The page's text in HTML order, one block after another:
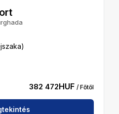
382 472HUF / Főtől